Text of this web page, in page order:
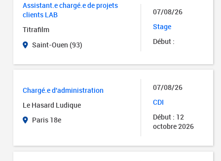
Assistant.e chargé.e de projets
clients LAB
Titrafilm
Saint-Ouen (93)
07/08/26
Stage
Début :
Chargé.e d'administration
Le Hasard Ludique
Paris 18e
07/08/26
CDI
Début : 12
octobre 2026